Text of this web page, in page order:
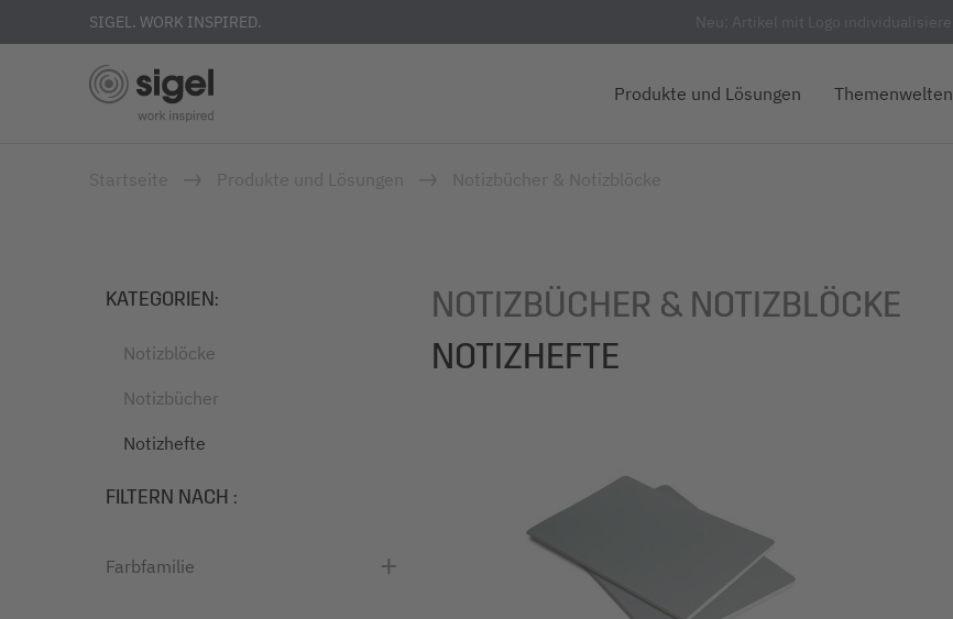
SIGEL. WORK INSPIRED. Neu: Artikel mit Logo individualisieren
Produkte und Lösungen Themenwelten
Startseite Produkte und Lösungen Notizbücher & Notizblöcke
KATEGORIEN:
Notizblöcke
Notizbücher
Notizhefte
FILTERN NACH :
Farbfamilie
NOTIZBÜCHER & NOTIZBLÖCKE
NOTIZHEFTE